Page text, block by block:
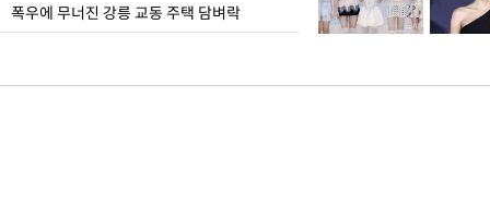
폭우에 무너진 강릉 교동 주택 담벼락